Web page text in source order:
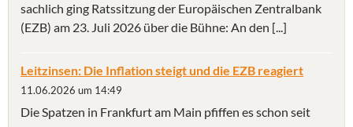
sachlich ging Ratssitzung der Europäischen Zentralbank
(EZB) am 23. Juli 2026 über die Bühne: An den [...]
Leitzinsen: Die Inflation steigt und die EZB reagiert
11.06.2026 um 14:49
Die Spatzen in Frankfurt am Main pfiffen es schon seit